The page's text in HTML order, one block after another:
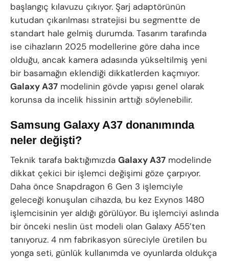
başlangıç kılavuzu çıkıyor. Şarj adaptörünün
kutudan çıkarılması stratejisi bu segmentte de
standart hale gelmiş durumda. Tasarım tarafında
ise cihazların 2025 modellerine göre daha ince
olduğu, ancak kamera adasında yükseltilmiş yeni
bir basamağın eklendiği dikkatlerden kaçmıyor.
Galaxy A37 modelinin gövde yapısı genel olarak
korunsa da incelik hissinin arttığı söylenebilir.
Samsung Galaxy A37 donanımında
neler değişti?
Teknik tarafa baktığımızda Galaxy A37 modelinde
dikkat çekici bir işlemci değişimi göze çarpıyor.
Daha önce Snapdragon 6 Gen 3 işlemciyle
geleceği konuşulan cihazda, bu kez Exynos 1480
işlemcisinin yer aldığı görülüyor. Bu işlemciyi aslında
bir önceki neslin üst modeli olan Galaxy A55’ten
tanıyoruz. 4 nm fabrikasyon süreciyle üretilen bu
yonga seti, günlük kullanımda ve oyunlarda oldukça